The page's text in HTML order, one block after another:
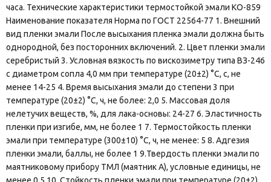
часа. Технические характеристики термостойкой эмали КО-859
Наименование показателя Норма по ГОСТ 22564-77 1. Внешний
вид пленки эмали После высыхания пленка эмали должна быть
однородной, без посторонних включений. 2. Цвет пленки эмали
серебристый 3. Условная вязкость по вискозиметру типа ВЗ-246
с диаметром сопла 4,0 мм при температуре (20±2) °С, с, не
менее 14-25 4. Время высыхания эмали до степени 3 при
температуре (20±2) °С, ч, не более: 2,0 5. Массовая доля
нелетучих веществ, %, для лака-основы: 24-27 6. Эластичность
пленки при изгибе, мм, не более 1 7. Термостойкость пленки
эмали при температуре (300±10) °С, ч, не менее: 5 8. Адгезия
пленки эмали, баллы, не более 1 9.Твердость пленки эмали по
маятниковому прибору ТМЛ (маятник А), условные единицы, не